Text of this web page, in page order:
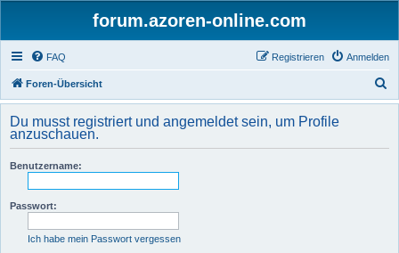
forum.azoren-online.com
FAQ Anmelden
Registrieren
Foren-Übersicht
u
h
Du musst registriert und angemeldet sein, um Profile
anzuschauen.
Benutzername:
Passwort:
Ich habe mein Passwort vergessen